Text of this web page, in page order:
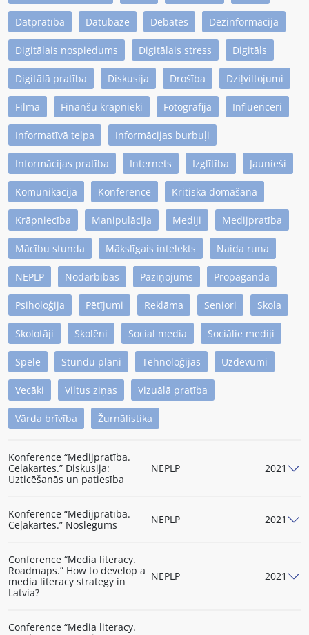
Datpratība Datubāze Debates Dezinformācija
Digitālais nospiedums Digitālais stress Digitāls
Digitālā pratība Diskusija Drošība Dziļviltojumi
Filma Finanšu krāpnieki Fotogrāfija Influenceri
Informatīvā telpa Informācijas burbuļi
Informācijas pratība Internets Izglītība Jaunieši
Komunikācija Konference Kritiskā domāšana
Krāpniecība Manipulācija Mediji Medijpratība
Mācību stunda Mākslīgais intelekts Naida runa
NEPLP Nodarbības Paziņojums Propaganda
Psiholoģija Pētījumi Reklāma Seniori Skola
Skolotāji Skolēni Social media Sociālie mediji
Spēle Stundu plāni Tehnoloģijas Uzdevumi
Vecāki Viltus ziņas Vizuālā pratība
Vārda brīvība Žurnālistika
Konference “Medijpratība.
Ceļakartes.” Diskusija:
Uzticēšanās un patiesība
NEPLP 2021
Konference “Medijpratība.
Ceļakartes.” Noslēgums
NEPLP 2021
Conference “Media literacy.
Roadmaps.” How to develop a
media literacy strategy in
Latvia?
NEPLP 2021
Conference “Media literacy.